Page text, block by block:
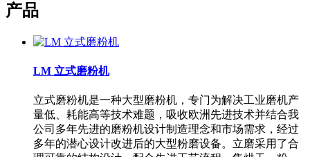
产品
LM 立式磨粉机
立式磨粉机是一种大型磨粉机，专门为解决工业磨机产
量低、耗能高等技术难题，吸收欧洲先进技术并结合我
公司多年先进的磨粉机设计制造理念和市场需求，经过
多年的潜心设计改进后的大型粉磨设备。立磨采用了合